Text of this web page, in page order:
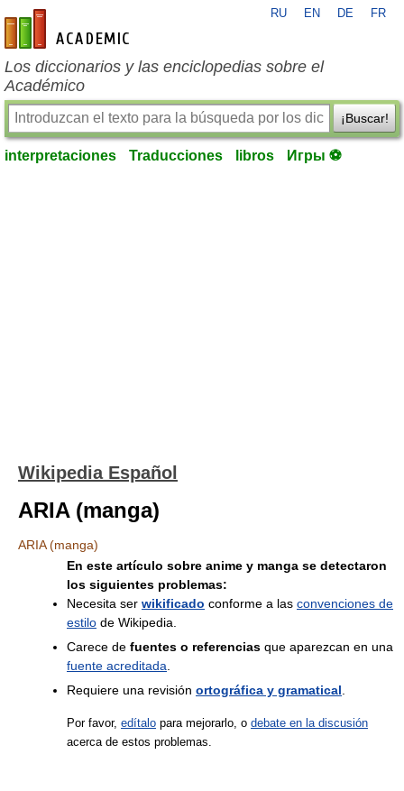
es-academic.com
RU EN DE FR
Los diccionarios y las enciclopedias sobre el
Académico
¡Buscar!
interpretaciones Traducciones libros Игры ⚽
Wikipedia Español
ARIA (manga)
ARIA (manga)
En este artículo sobre anime y manga se detectaron
los siguientes problemas:
Necesita ser wikificado conforme a las convenciones de
estilo de Wikipedia.
Carece de fuentes o referencias que aparezcan en una
fuente acreditada
Requiere una revisión ortográfica y gramatical
Por favor, edítalo para mejorarlo, o debate en la discusión
acerca de estos problemas.